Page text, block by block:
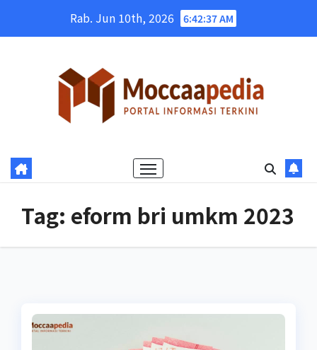
Rab. Jun 10th, 2026 6:42:38 AM
Tag: eform bri umkm 2023